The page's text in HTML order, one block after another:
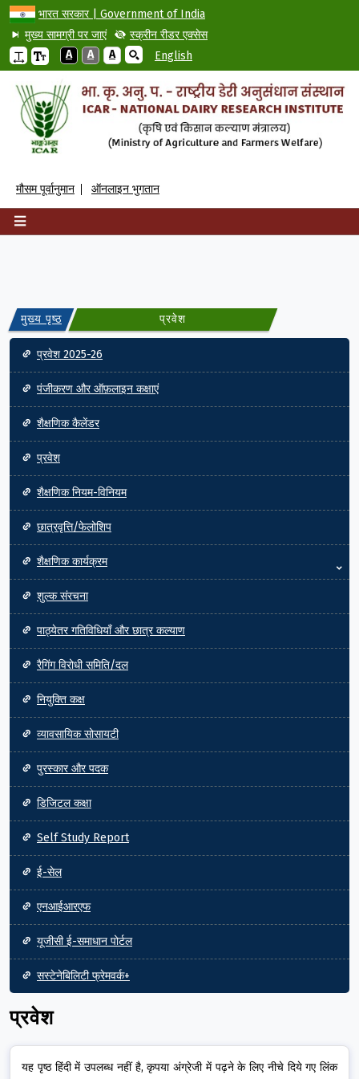
भारत सरकार | Government of India
मुख्य सामग्री पर जाएं
स्क्रीन रीडर एक्सेस
A
A A English
मौसम पूर्वानुमान ऑनलाइन भुगतान
मुख्य पृष्ठ प्रवेश
Main navigation
प्रवेश 2025-26
पंजीकरण और ऑफ़लाइन कक्षाएं
शैक्षणिक कैलेंडर
प्रवेश
शैक्षणिक नियम-विनियम
छात्रवृत्ति/फेलोशिप
शैक्षणिक कार्यक्रम
शुल्क संरचना
पाठ्येतर गतिविधियाँ और छात्र कल्याण
रैगिंग विरोधी समिति/दल
नियुक्ति कक्ष
व्यावसायिक सोसायटी
पुरस्कार और पदक
डिजिटल कक्षा
Self Study Report
ई-सेल
एनआईआरएफ
यूजीसी ई-समाधान पोर्टल
सस्टेनेबिलिटी फ्रेमवर्क+
प्रवेश
यह पृष्ठ हिंदी में उपलब्ध नहीं है, कृपया अंग्रेजी में पढ़ने के लिए नीचे दिये गए लिंक